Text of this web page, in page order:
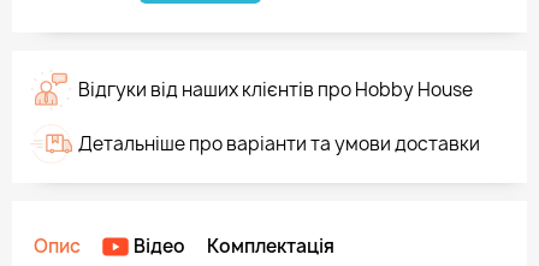
Відгуки від наших клієнтів про Hobby House
Детальніше про варіанти та умови доставки
Опис Відео Комплектація